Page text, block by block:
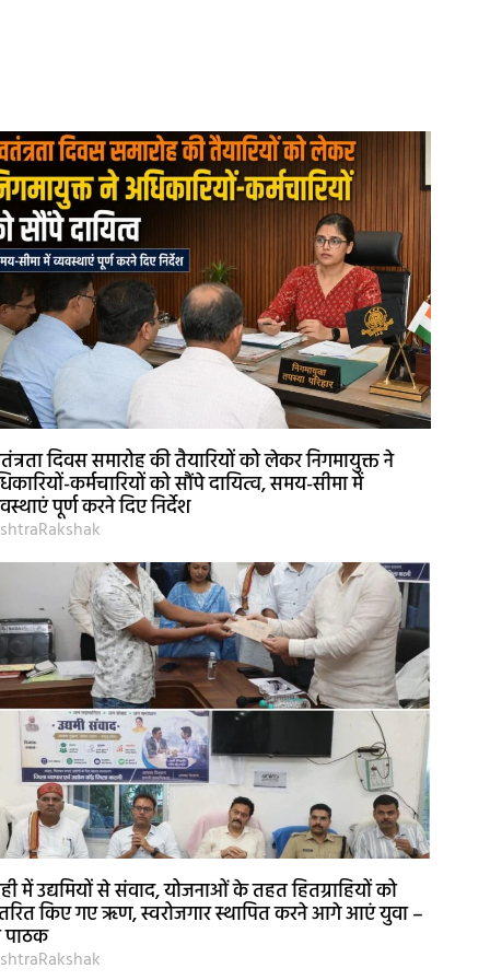
दिवस समारोह की तैयारियों को लेकर निगमायुक्त ने
कर्मचारियों को सौंपे दायित्व, समय-सीमा में
पूर्ण करने दिए निर्देश
में उद्यमियों से संवाद, योजनाओं के तहत हितग्राहियों को
किए गए ऋण, स्वरोजगार स्थापित करने आगे आएं युवा –
पाठक